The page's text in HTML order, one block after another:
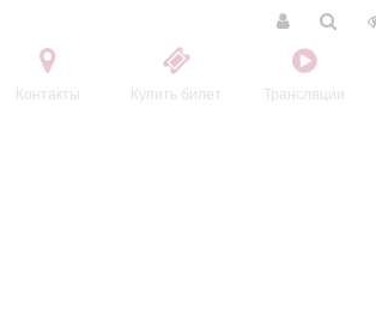
Контакты Купить билет Трансляции